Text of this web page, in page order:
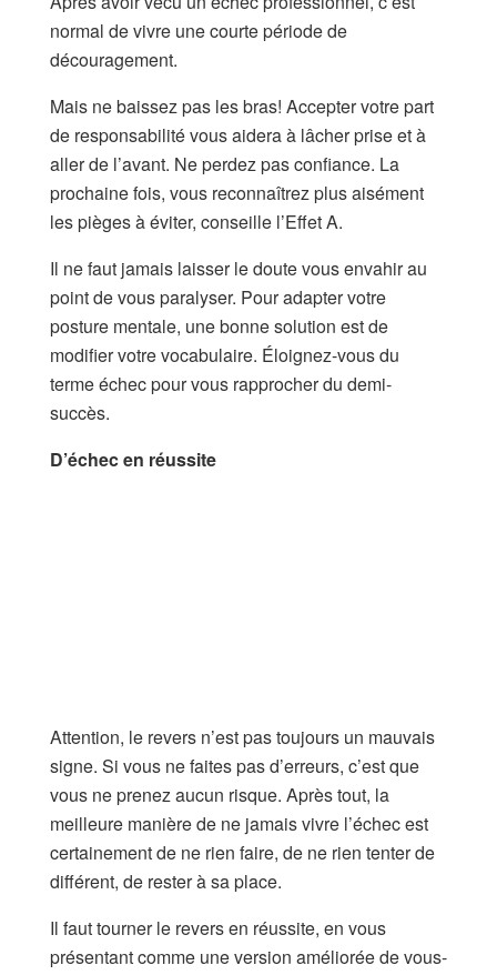
normal de vivre une courte période de
découragement.
Mais ne baissez pas les bras! Accepter votre part
de responsabilité vous aidera à lâcher prise et à
aller de l’avant. Ne perdez pas confiance. La
prochaine fois, vous reconnaîtrez plus aisément
les pièges à éviter, conseille l’Effet A.
Il ne faut jamais laisser le doute vous envahir au
point de vous paralyser. Pour adapter votre
posture mentale, une bonne solution est de
modifier votre vocabulaire. Éloignez-vous du
terme échec pour vous rapprocher du demi-
succès.
D’échec en réussite
Attention, le revers n’est pas toujours un mauvais
signe. Si vous ne faites pas d’erreurs, c’est que
vous ne prenez aucun risque. Après tout, la
meilleure manière de ne jamais vivre l’échec est
certainement de ne rien faire, de ne rien tenter de
différent, de rester à sa place.
Il faut tourner le revers en réussite, en vous
présentant comme une version améliorée de vous-